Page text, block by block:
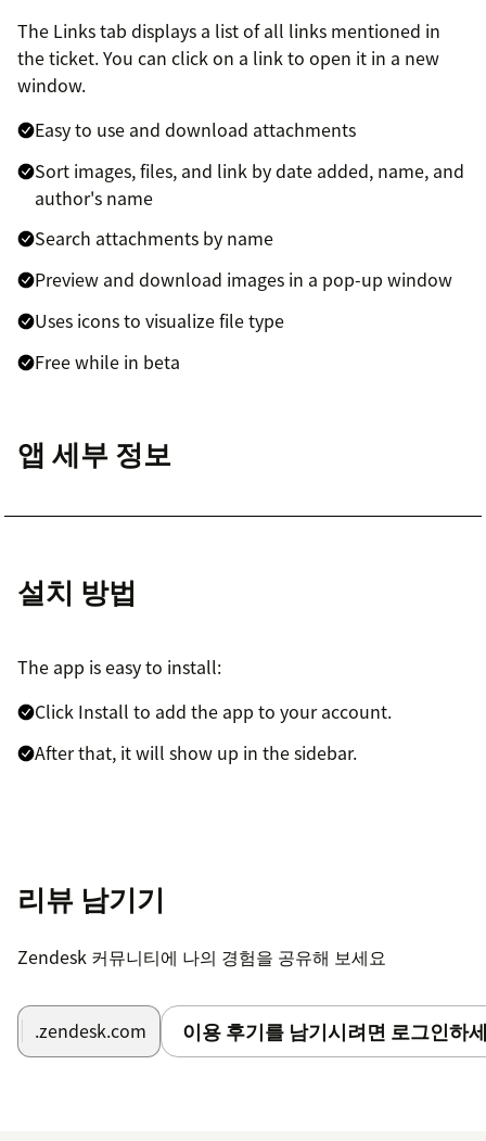
The Links tab displays a list of all links mentioned in
the ticket. You can click on a link to open it in a new
window.
Easy to use and download attachments
Sort images, files, and link by date added, name, and
author's name
Search attachments by name
Preview and download images in a pop-up window
Uses icons to visualize file type
Free while in beta
앱 세부 정보
설치 방법
The app is easy to install:
Click Install to add the app to your account.
After that, it will show up in the sidebar.
리뷰 남기기
Zendesk 커뮤니티에 나의 경험을 공유해 보세요
.zendesk.com 이용 후기를 남기시려면 로그인하